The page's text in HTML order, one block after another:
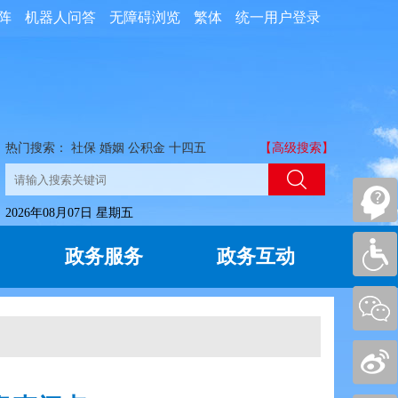
统一用户登录
繁体
无障碍浏览
机器人问答
热门搜索： 社保 婚姻 公积金 十四五 【高级搜索】
2026年08月07日 星期五
政务服务 政务互动